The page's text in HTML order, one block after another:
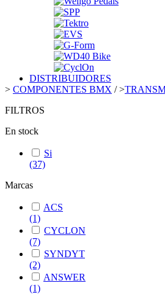
DISTRIBUIDORES
> COMPONENTES BMX />
FILTROS
En stock
Si
(37)
Marcas
ACS
(1)
CYCLON
(7)
SYNDYT
(2)
ANSWER
(1)